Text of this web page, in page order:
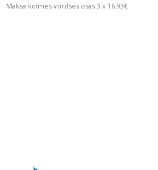
Maksa kolmes võrdses osas 3 x 16.93€